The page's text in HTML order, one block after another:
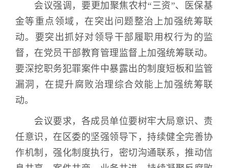
会议强调，要更加聚焦农村“三资”、医保基
金等重点领域，在突出问题整治上加强统筹联
动。要突出抓好对领导干部履职用权行为的监
督，在党员干部教育管理监督上加强统筹联动。
要深挖职务犯罪案件中暴露出的制度短板和监管
漏洞，在提升腐败治理综合效能上加强统筹联
动。
会议要求，各成员单位要树牢大局意识、责
任意识，在区委的坚强领导下，持续健全完善协
作机制，强化制度执行，密切沟通联系，推动信